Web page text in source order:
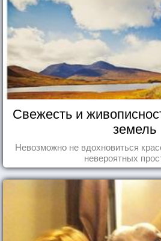
Свежесть и
земель
Невозможно не вдохновиться
невероятных